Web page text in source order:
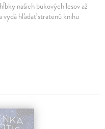
našich bukových lesov až
vydá hľadať stratenú knihu